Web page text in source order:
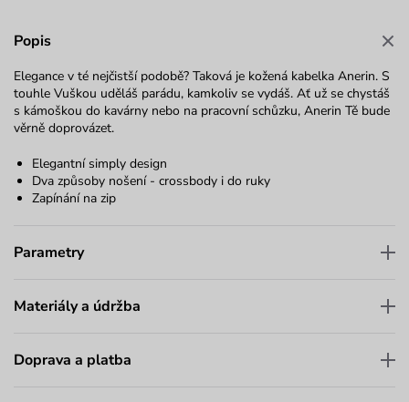
Popis
Elegance v té nejčistší podobě? Taková je kožená kabelka Anerin. S
touhle Vuškou uděláš parádu, kamkoliv se vydáš. Ať už se chystáš
s kámoškou do kavárny nebo na pracovní schůzku, Anerin Tě bude
věrně doprovázet.
Elegantní simply design
Dva způsoby nošení - crossbody i do ruky
Zapínání na zip
Parametry
Materiály a údržba
Doprava a platba